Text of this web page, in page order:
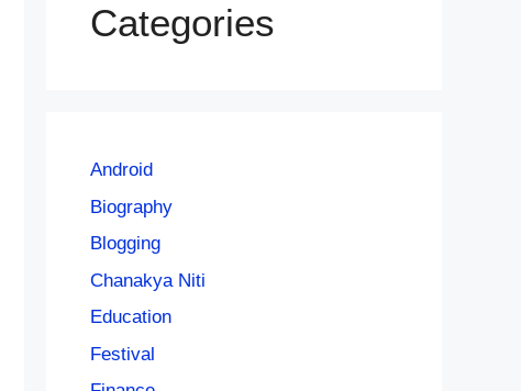
Categories
Android
Biography
Blogging
Chanakya Niti
Education
Festival